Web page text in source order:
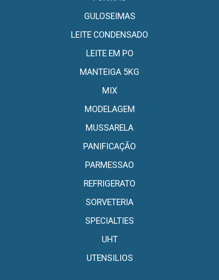
GULOSEIMAS
LEITE CONDENSADO
LEITE EM PO
MANTEIGA 5KG
MIX
MODELAGEM
MUSSARELA
PANIFICAÇÃO
PARMESSAO
REFRIGERATO
SORVETERIA
SPECIALTIES
UHT
UTENSILIOS